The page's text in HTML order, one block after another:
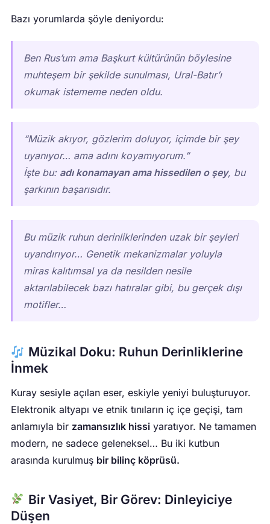
Bazı yorumlarda şöyle deniyordu:
Ben Rus’um ama Başkurt kültürünün böylesine
muhteşem bir şekilde sunulması, Ural-Batır’ı
okumak istememe neden oldu.
“Müzik akıyor, gözlerim doluyor, içimde bir şey
uyanıyor… ama adını koyamıyorum.”
İşte bu: adı konamayan ama hissedilen o şey, bu
şarkının başarısıdır.
Bu müzik ruhun derinliklerinden uzak bir şeyleri
uyandırıyor… Genetik mekanizmalar yoluyla
miras kalıtımsal ya da nesilden nesile
aktarılabilecek bazı hatıralar gibi, bu gerçek dışı
motifler…
Müzikal Doku: Ruhun Derinliklerine
İnmek
Kuray sesiyle açılan eser, eskiyle yeniyi buluşturuyor.
Elektronik altyapı ve etnik tınıların iç içe geçişi, tam
anlamıyla bir zamansızlık hissi yaratıyor. Ne tamamen
modern, ne sadece geleneksel… Bu iki kutbun
arasında kurulmuş bir bilinç köprüsü.
Bir Vasiyet, Bir Görev: Dinleyiciye
Düşen